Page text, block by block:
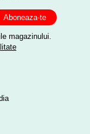
magazinului.